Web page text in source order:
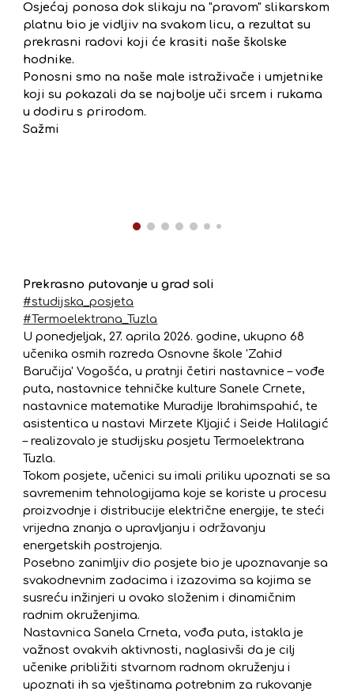
Osjećaj ponosa dok slikaju na "pravom" slikarskom
platnu bio je vidljiv na svakom licu, a rezultat su
prekrasni radovi koji će krasiti naše školske
hodnike.
Ponosni smo na naše male istraživače i umjetnike
koji su pokazali da se najbolje uči srcem i rukama
u dodiru s prirodom.
Sažmi
Prekrasno putovanje u grad soli
#studijska_posjeta
#Termoelektrana_Tuzla
U ponedjeljak, 27. aprila 2026. godine, ukupno 68
učenika osmih razreda Osnovne škole 'Zahid
Baručija' Vogošća, u pratnji četiri nastavnice – vođe
puta, nastavnice tehničke kulture Sanele Crnete,
nastavnice matematike Muradije Ibrahimspahić, te
asistentica u nastavi Mirzete Kljajić i Seide Halilagić
– realizovalo je studijsku posjetu Termoelektrana
Tuzla.
Tokom posjete, učenici su imali priliku upoznati se sa
savremenim tehnologijama koje se koriste u procesu
proizvodnje i distribucije električne energije, te steći
vrijedna znanja o upravljanju i održavanju
energetskih postrojenja.
Posebno zanimljiv dio posjete bio je upoznavanje sa
svakodnevnim zadacima i izazovima sa kojima se
susreću inžinjeri u ovako složenim i dinamičnim
radnim okruženjima.
Nastavnica Sanela Crneta, vođa puta, istakla je
važnost ovakvih aktivnosti, naglasivši da je cilj
učenike približiti stvarnom radnom okruženju i
upoznati ih sa vještinama potrebnim za rukovanje